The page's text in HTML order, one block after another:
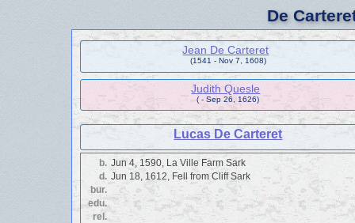
De
Jean De Carteret
(1541 - Nov 7, 1608)
Judith Quesle
( - Sep 26, 1626)
Lucas De Carteret
b. Jun 4, 1590, La Ville Farm Sark
d. Jun 18, 1612, Fell from Cliff Sark
bur.
edu.
rel.